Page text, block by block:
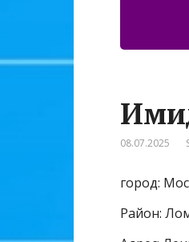
08.07.2025
город:
Район: